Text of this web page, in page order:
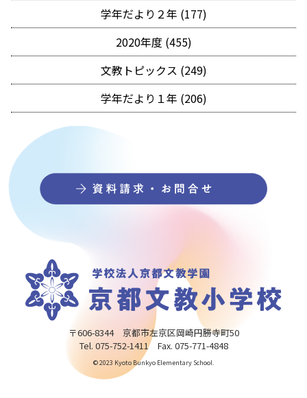
学年だより２年 (177)
2020年度 (455)
文教トピックス (249)
学年だより１年 (206)
〒606-8344 京都市左京区岡崎円勝寺町50
Tel. 075-752-1411 Fax. 075-771-4848
© 2023 Kyoto Bunkyo Elementary School.